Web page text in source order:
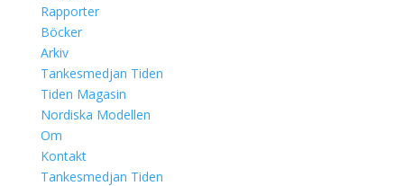
Rapporter
Böcker
Arkiv
Tankesmedjan Tiden
Tiden Magasin
Nordiska Modellen
Om
Kontakt
Tankesmedjan Tiden